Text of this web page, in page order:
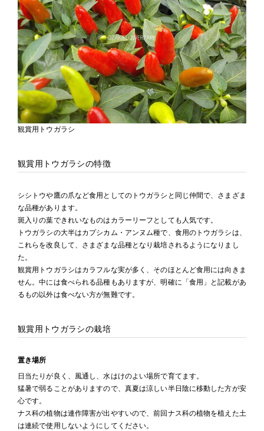
観賞用トウガラシ
観賞用トウガラシの特徴
シシトウや鷹の爪など食用としてのトウガラシと同じ仲間で、さまざま
な品種があります。
斑入りの葉できれいなものはカラーリーフとしても人気です。
トウガラシの大半はカプシカム・アンヌム種で、食用のトウガラシは、
これらを改良して、さまざまな品種となり栽培されるようになりまし
た。
観賞用トウガラシはカラフルな実が多く、そのほとんど食用には向きま
せん。中には食べられる品種もありますが、明確に「食用」と記載があ
るもの以外は食べない方が無難です。
観賞用トウガラシの栽培
置き場所
日当たりが良く、風通し、水はけのよい場所で育てます。
猛暑で弱ることがありますので、真夏は涼しい半日陰に移動した方が安
心です。
ナス科の植物は連作障害が出やすいので、前回ナス科の植物を植えた土
は連続で使用しないようにしてください。